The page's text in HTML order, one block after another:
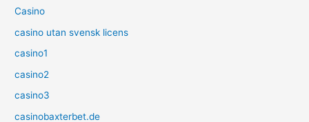
Casino
casino utan svensk licens
casino1
casino2
casino3
casinobaxterbet.de